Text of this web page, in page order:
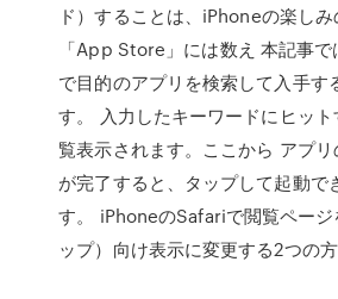
ド）することは、iPhoneの楽しみ
「App Store」には数え 本記事
で目的のアプリを検索して入手す
す。 入力したキーワードにヒッ
覧表示されます。ここから アプ
が完了すると、タップして起動で
す。 iPhoneのSafariで閲覧ページ
ップ）向け表示に変更する2つの